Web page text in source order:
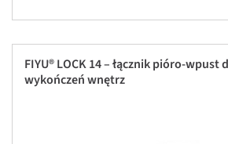
FIYU® LOCK 14 – łącznik pióro-wpust
wykończeń wnętrz